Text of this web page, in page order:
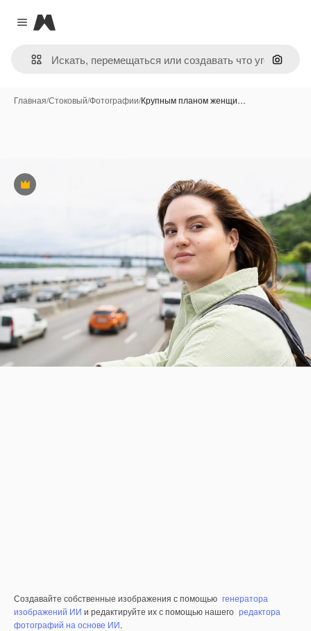
Close menu
Magnific
Поиск
Главная/Стоковый/Фотографии/Крупным планом женщи…
Премиум
Создавайте собственные изображения с помощью генератора
изображений ИИ и редактируйте их с помощью нашего редактора
фотографий на основе ИИ.